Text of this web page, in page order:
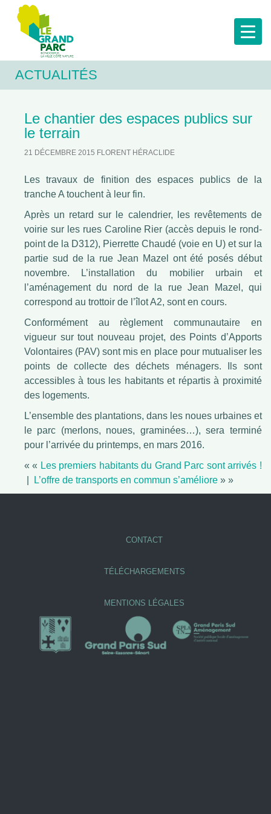
ACTUALITÉS
Le chantier des espaces publics sur
le terrain
21 DÉCEMBRE 2015 FLORENT HÉRACLIDE
Les travaux de finition des espaces publics de la
tranche A touchent à leur fin.
Après un retard sur le calendrier, les revêtements de
voirie sur les rues Caroline Rier (accès depuis le rond-
point de la D312), Pierrette Chaudé (voie en U) et sur la
partie sud de la rue Jean Mazel ont été posés début
novembre. L’installation du mobilier urbain et
l’aménagement du nord de la rue Jean Mazel, qui
correspond au trottoir de l’îlot A2, sont en cours.
Conformément au règlement communautaire en
vigueur sur tout nouveau projet, des Points d’Apports
Volontaires (PAV) sont mis en place pour mutualiser les
points de collecte des déchets ménagers. Ils sont
accessibles à tous les habitants et répartis à proximité
des logements.
L’ensemble des plantations, dans les noues urbaines et
le parc (merlons, noues, graminées…), sera terminé
pour l’arrivée du printemps, en mars 2016.
« « Les premiers habitants du Grand Parc sont arrivés !
L’offre de transports en commun s’améliore » »
CONTACT
TÉLÉCHARGEMENTS
MENTIONS LÉGALES